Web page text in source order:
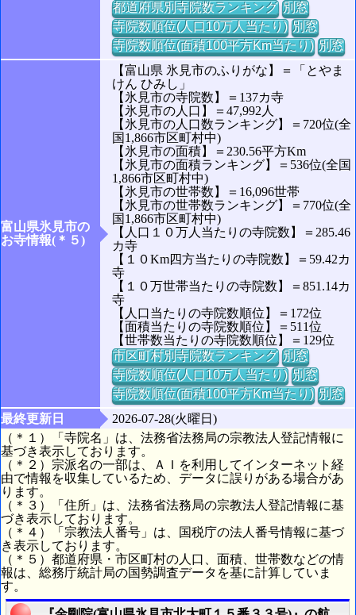
都道府県別寺院数ランキング 別窓
寺院数順位(人口10万人当たり) 別窓
寺院数順位(面積100平方Km当たり) 別窓
富山県氷見市の
お寺情報(＊５)
【富山県 氷見市のふりがな】＝「とやま
けん ひみし」
【氷見市の寺院数】＝137カ寺
【氷見市の人口】＝47,992人
【氷見市の人口数ランキング】＝720位(全
国1,866市区町村中)
【氷見市の面積】＝230.56平方Km
【氷見市の面積ランキング】＝536位(全国
1,866市区町村中)
【氷見市の世帯数】＝16,096世帯
【氷見市の世帯数ランキング】＝770位(全
国1,866市区町村中)
【人口１０万人当たりの寺院数】＝285.46
カ寺
【１０Km四方当たりの寺院数】＝59.42カ
寺
【１０万世帯当たりの寺院数】＝851.14カ
寺
【人口当たりの寺院数順位】＝172位
【面積当たりの寺院数順位】＝511位
【世帯数当たりの寺院数順位】＝129位
市区町村別寺院数ランキング 別窓
寺院数順位(人口10万人当たり) 別窓
寺院数順位(面積100平方Km当たり) 別窓
最終更新日
2026-07-28(火曜日)
（＊１）「寺院名」は、法務省法務局の宗教法人登記情報に
基づき表示しております。
（＊２）宗派名の一部は、ＡＩを利用してインターネット経
由で情報を収集しているため、データに誤りがある場合があ
ります。
（＊３）「住所」は、法務省法務局の宗教法人登記情報に基
づき表示しております。
（＊４）「宗教法人番号」は、国税庁の法人番号情報に基づ
き表示しております。
（＊５）都道府県・市区町村の人口、面積、世帯数などの情
報は、総務庁統計局の国勢調査データを基に計算していま
す。